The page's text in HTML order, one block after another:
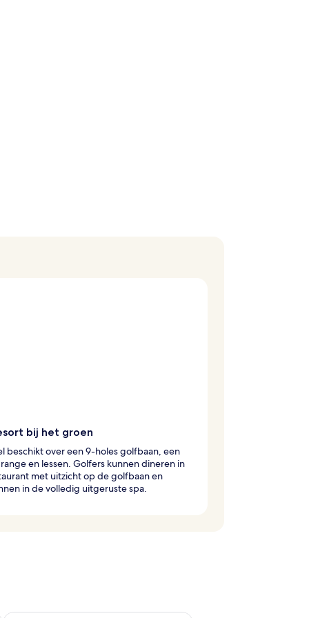
bij het groen
beschikt over een 9-holes golfbaan, een
en lessen. Golfers kunnen dineren in
met uitzicht op de golfbaan en
in de volledig uitgeruste spa.